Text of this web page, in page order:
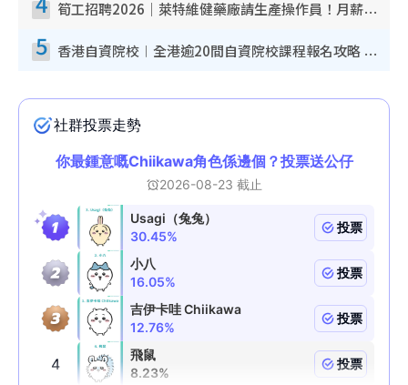
筍工招聘2026｜萊特維健藥廠請生產操作員！月薪高達$1.7萬 冷氣廠房/五天工作/保證雙糧
5 香港自資院校︱全港逾20間自資院校課程報名攻略 留位費可退/申請日期/報名連結